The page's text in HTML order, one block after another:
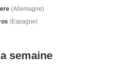
(Allemagne)
(Espagne)
semaine